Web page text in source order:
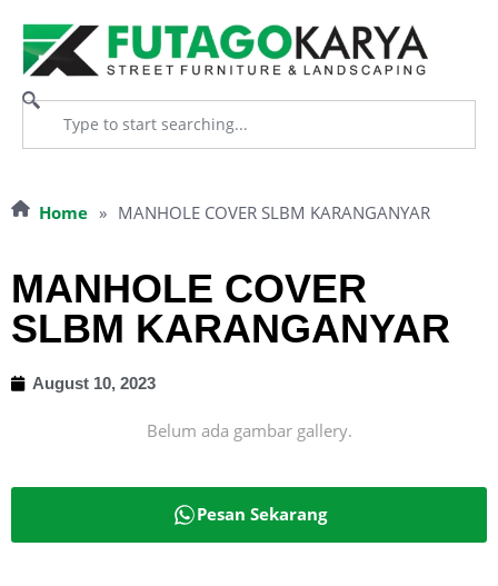
Home » MANHOLE COVER SLBM KARANGANYAR
MANHOLE COVER
SLBM KARANGANYAR
August 10, 2023
Belum ada gambar gallery.
Pesan Sekarang